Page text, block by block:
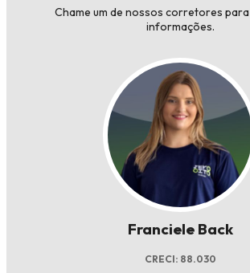
Chame um de nossos corretores
informações.
Franciele Back
CRECI: 88.030